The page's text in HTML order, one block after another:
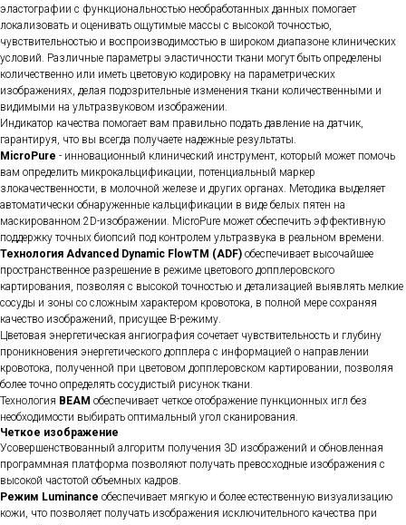
эластографии с функциональностью необработанных данных помогает
локализовать и оценивать ощутимые массы с высокой точностью,
чувствительностью и воспроизводимостью в широком диапазоне клинических
условий. Различные параметры эластичности ткани могут быть определены
количественно или иметь цветовую кодировку на параметрических
изображениях, делая подозрительные изменения ткани количественными и
видимыми на ультразвуковом изображении.
Индикатор качества помогает вам правильно подать давление на датчик,
гарантируя, что вы всегда получаете надежные результаты.
MicroPure - инновационный клинический инструмент, который может помочь
вам определить микрокальцификации, потенциальный маркер
злокачественности, в молочной железе и других органах. Методика выделяет
автоматически обнаруженные кальцификации в виде белых пятен на
маскированном 2D-изображении. MicroPure может обеспечить эффективную
поддержку точных биопсий под контролем ультразвука в реальном времени.
Технология Advanced Dynamic FlowTM (ADF) обеспечивает высочайшее
пространственное разрешение в режиме цветового допплеровского
картирования, позволяя с высокой точностью и детализацией выявлять мелкие
сосуды и зоны со сложным характером кровотока, в полной мере сохраняя
качество изображений, присущее B-режиму.
Цветовая энергетическая ангиография сочетает чувствительность и глубину
проникновения энергетического допплера с информацией о направлении
кровотока, полученной при цветовом допплеровском картировании, позволяя
более точно определять сосудистый рисунок ткани.
Технология BEAM обеспечивает четкое отображение пункционных игл без
необходимости выбирать оптимальный угол сканирования.
Четкое изображение
Усовершенствованный алгоритм получения 3D изображений и обновленная
программная платформа позволяют получать превосходные изображения с
высокой частотой объемных кадров.
Режим Luminance обеспечивает мягкую и более естественную визуализацию
кожи, что позволяет получать изображения исключительного качества при